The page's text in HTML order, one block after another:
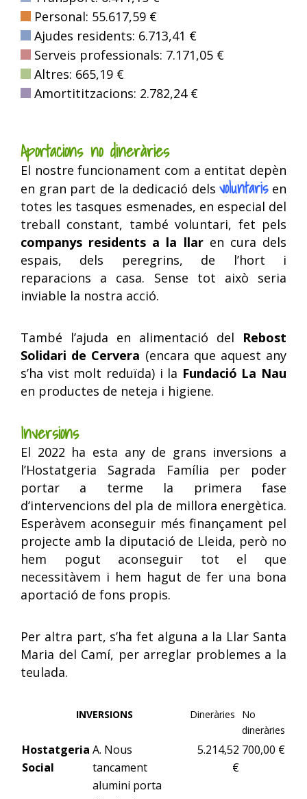
Personal: 55.617,59 €
Ajudes residents: 6.713,41 €
Serveis professionals: 7.171,05 €
Altres: 665,19 €
Amortititzacions: 2.782,24 €
Aportacions no dineràries
El nostre funcionament com a entitat depèn
en gran part de la dedicació delsvoluntarisen
totes les tasques esmenades, en especial del
treball constant, també voluntari, fet pels
companys residents a la llaren cura dels
espais, dels peregrins, de l’hort i
reparacions a casa. Sense tot això seria
inviable la nostra acció.
També l’ajuda en alimentació del Rebost
Solidari de Cervera (encara que aquest any
s’ha vist molt reduïda) i la Fundació La Nau
en productes de neteja i higiene.
Inversions
El 2022 ha esta any de grans inversions a
l’Hostatgeria Sagrada Família per poder
portar a terme la primera fase
d’intervencions del pla de millora energètica.
Esperàvem aconseguir més finançament pel
projecte amb la diputació de Lleida, però no
hem pogut aconseguir tot el que
necessitàvem i hem hagut de fer una bona
aportació de fons propis.
Per altra part, s’ha fet alguna a la Llar Santa
Maria del Camí, per arreglar problemes a la
teulada.
INVERSIONS Dineràries
No
dineràries
Hostatgeria
Social
A. Nous
tancament
alumini porta
5.214,52
€
700,00 €